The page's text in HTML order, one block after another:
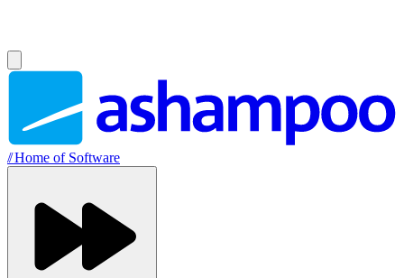
//Home of Software